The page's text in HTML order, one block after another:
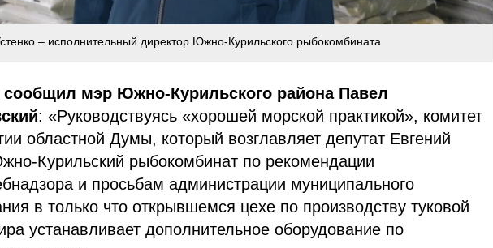
– исполнительный директор Южно-Курильского рыбокомбината
мэр Южно-Курильского района Павел
: «Руководствуясь «хорошей морской практикой», комитет
областной Думы, который возглавляет депутат Евгений
Курильский рыбокомбинат по рекомендации
и просьбам администрации муниципального
в только что открывшемся цехе по производству туковой
устанавливает дополнительное оборудование по